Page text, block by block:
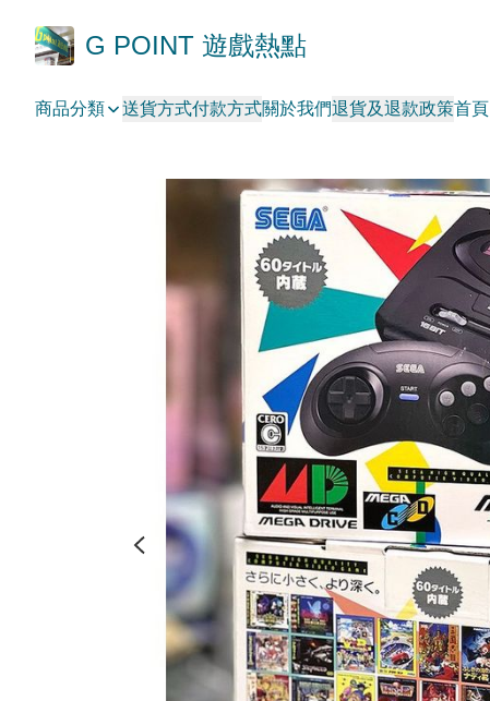
G POINT 遊戲熱點
商品分類 送貨方式付款方式關於我們退貨及退款政策首頁